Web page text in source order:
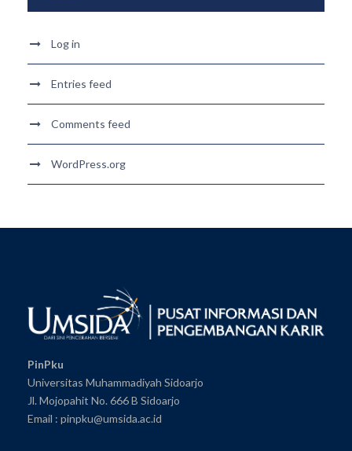
Log in
Entries feed
Comments feed
WordPress.org
PinPku
Universitas Muhammadiyah Sidoarjo
Jl. Mojopahit No. 666 B Sidoarjo
Email : pinpku@umsida.ac.id